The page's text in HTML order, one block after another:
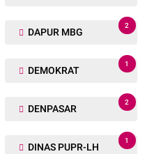
DAPUR MBG
2
DEMOKRAT
1
DENPASAR
2
DINAS PUPR-LH
1